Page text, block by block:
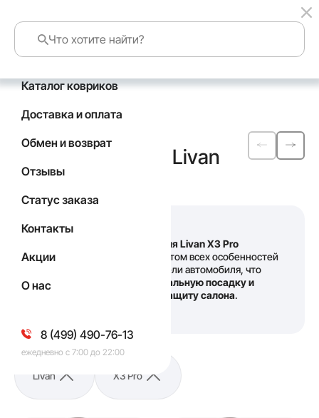
Каталог ковриков
Доставка и оплата
Обмен и возврат
Отзывы
Статус заказа
Контакты
Акции
О нас
8 (499) 490-76-13
ежедневно с 7:00 до 22:00
Автомобильные
коврикиEVA
для Livan
X3 Pro
коврики для Livan X3 Pro
выполнены с учетом всех особенностей
конкретной модели автомобиля, что
идеальную посадку и
качественную защиту салона.
Livan X3 Pro